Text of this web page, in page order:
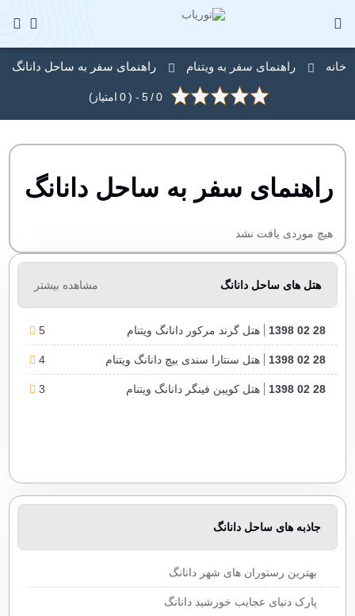
خانه راهنمای سفر به ویتنام راهنمای سفر به ساحل دانانگ
0
/
5
- (
0 امتیاز)
راهنمای سفر به ساحل دانانگ
هیچ موردی یافت نشد
هتل های ساحل دانانگ مشاهده بیشتر
28 02 1398 هتل گرند مرکور دانانگ ویتنام 5
28 02 1398 هتل سنتارا سندی بیچ دانانگ ویتنام 4
28 02 1398 هتل کویین فینگر دانانگ ویتنام 3
جاذبه های ساحل دانانگ
بهترین رستوران های شهر دانانگ
پارک دنیای عجایب خورشید دانانگ